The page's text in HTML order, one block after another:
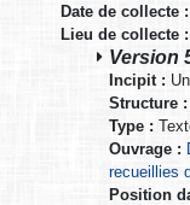
Date de collecte :
Lieu de collecte :
Version
Incipit :
Structure :
Type :
Ouvrage :
recueillies
Position